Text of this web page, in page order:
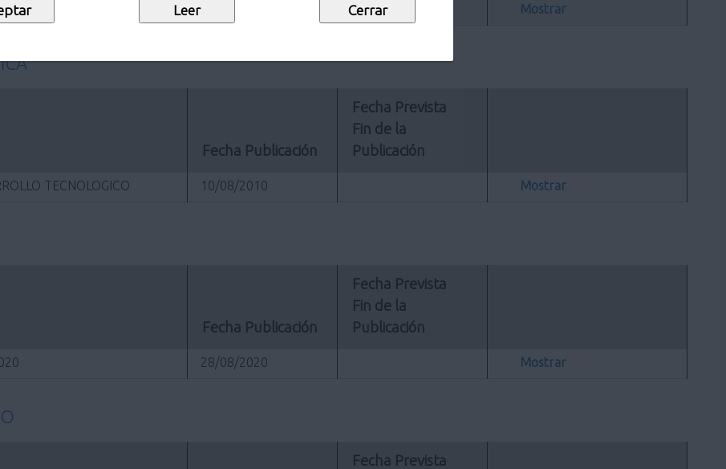
01/09/2010 Mostrar
Fecha Publicación
Fecha Prevista
Fin de la
Publicación
TECNOLOGICO 10/08/2010 Mostrar
Fecha Publicación
Fecha Prevista
Fin de la
Publicación
28/08/2020 Mostrar
Fecha Prevista